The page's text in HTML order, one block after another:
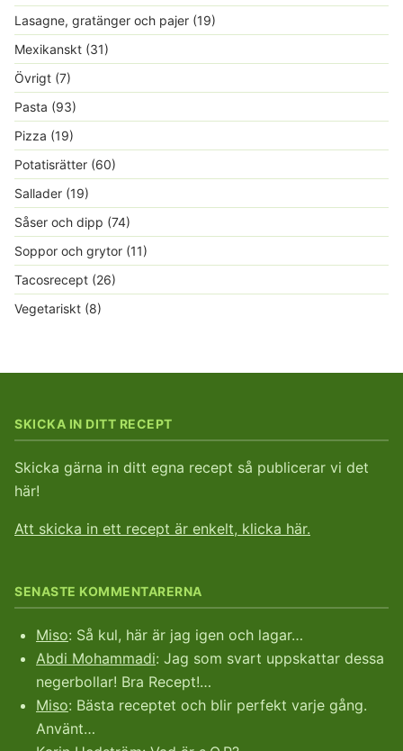
Lasagne, gratänger och pajer (19)
Mexikanskt (31)
Övrigt (7)
Pasta (93)
Pizza (19)
Potatisrätter (60)
Sallader (19)
Såser och dipp (74)
Soppor och grytor (11)
Tacosrecept (26)
Vegetariskt (8)
SKICKA IN DITT RECEPT
Skicka gärna in ditt egna recept så publicerar vi det
här!
Att skicka in ett recept är enkelt, klicka här.
SENASTE KOMMENTARERNA
Miso: Så kul, här är jag igen och lagar…
Abdi Mohammadi: Jag som svart uppskattar dessa
negerbollar! Bra Recept!…
Miso: Bästa receptet och blir perfekt varje gång.
Använt…